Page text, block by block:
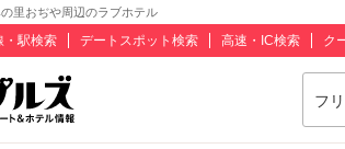
の里おぢや周辺のラブホテル
・駅検索 デートスポット検索 高速・IC検索 ク
フ